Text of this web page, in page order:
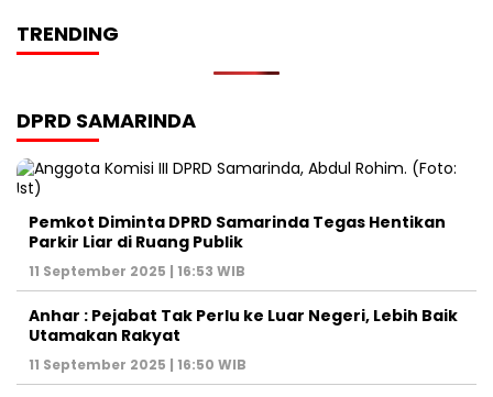
TRENDING
DPRD SAMARINDA
Pemkot Diminta DPRD Samarinda Tegas Hentikan
Parkir Liar di Ruang Publik
11 September 2025 | 16:53 WIB
Anhar : Pejabat Tak Perlu ke Luar Negeri, Lebih Baik
Utamakan Rakyat
11 September 2025 | 16:50 WIB